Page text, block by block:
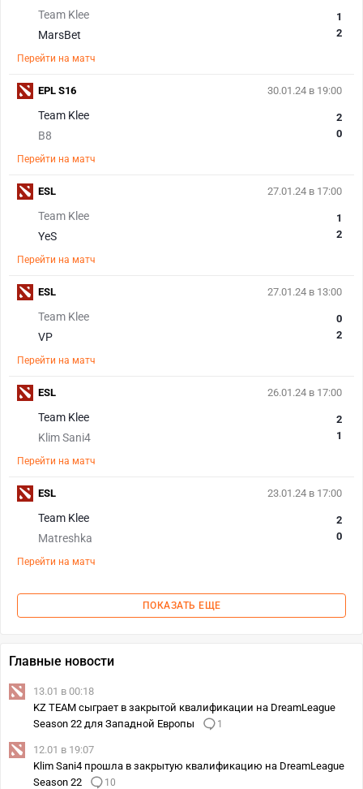
Team Klee
MarsBet
1
2
Перейти на матч
30.01.24 в 19:00
Team Klee
B8
2
0
Перейти на матч
EPL S16
27.01.24 в 17:00
Team Klee
YeS
1
2
Перейти на матч
ESL
27.01.24 в 13:00
Team Klee
VP
0
2
Перейти на матч
ESL
26.01.24 в 17:00
Team Klee
Klim Sani4
2
1
Перейти на матч
ESL
23.01.24 в 17:00
Team Klee
Matreshka
2
0
Перейти на матч
ESL
ПОКАЗАТЬ ЕЩЕ
Главные новости
13.01 в 00:18
KZ TEAM сыграет в закрытой квалификации на DreamLeague
Season 22 для Западной Европы
1
12.01 в 19:07
Klim Sani4 прошла в закрытую квалификацию на DreamLeague
Season 22
10